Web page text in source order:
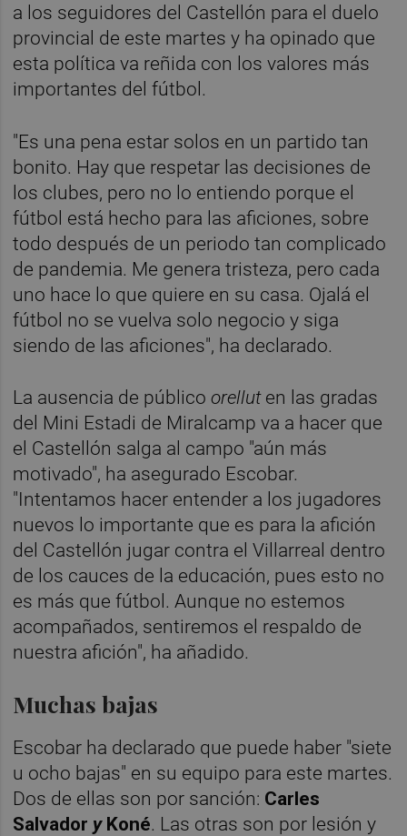
a los seguidores del Castellón para el duelo
provincial de este martes y ha opinado que
esta política va reñida con los valores más
importantes del fútbol.
"Es una pena estar solos en un partido tan
bonito. Hay que respetar las decisiones de
los clubes, pero no lo entiendo porque el
fútbol está hecho para las aficiones, sobre
todo después de un periodo tan complicado
de pandemia. Me genera tristeza, pero cada
uno hace lo que quiere en su casa. Ojalá el
fútbol no se vuelva solo negocio y siga
siendo de las aficiones", ha declarado.
La ausencia de públicoorelluten las gradas
del Mini Estadi de Miralcamp va a hacer que
el Castellón salga al campo "aún más
motivado", ha asegurado Escobar.
"Intentamos hacer entender a los jugadores
nuevos lo importante que es para la afición
del Castellón jugar contra el Villarreal dentro
de los cauces de la educación, pues esto no
es más que fútbol. Aunque no estemos
acompañados, sentiremos el respaldo de
nuestra afición", ha añadido.
Muchas bajas
Escobar ha declarado que puede haber "siete
u ocho bajas" en su equipo para este martes.
Dos de ellas son por sanción: Carles
Salvador yKoné. Las otras son por lesión y